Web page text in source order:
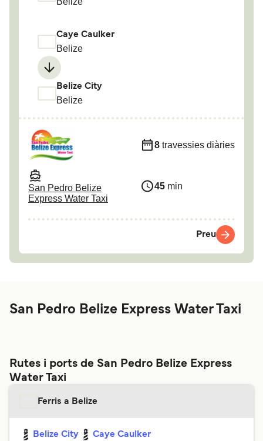
Caye Caulker
Belize
Belize City
Belize
San Pedro Belize
Express Water Taxi
8 travessies diàries
45 min
Preu
San Pedro Belize Express Water Taxi
Rutes i ports de San Pedro Belize Express
Water Taxi
Ferris a Belize
Belize City Caye Caulker